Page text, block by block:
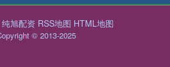
纯旭配资 RSS地图 HTML地图
© 2013-2025